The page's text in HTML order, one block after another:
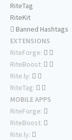
RiteTag
RiteKit
Banned Hashtags
EXTENSIONS
RiteForge:
RiteBoost:
Rite.ly:
RiteTag:
MOBILE APPS
RiteForge:
RiteBoost:
Rite.ly: